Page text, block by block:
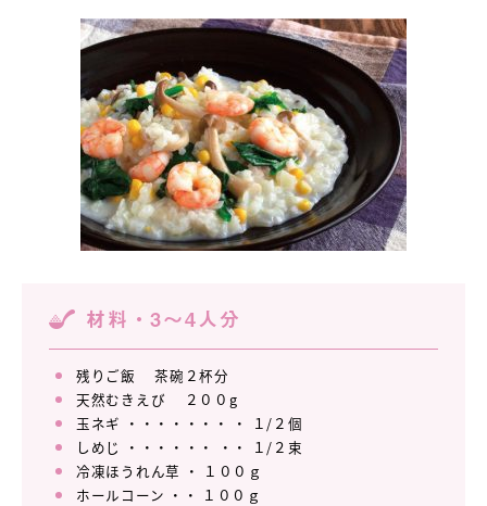
材料・3～4人分
残りご飯 茶碗２杯分
天然むきえび ２００g
玉ネギ ・・・・・・・ ・ １/２個
しめじ ・・・・・・ ・・ １/２束
冷凍ほうれん草 ・ １００ｇ
ホールコーン ・・ １００ｇ